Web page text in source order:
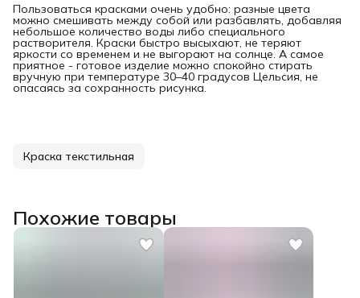
Пользоваться красками очень удобно: разные цвета
можно смешивать между собой или разбавлять, добавляя
небольшое количество воды либо специального
растворителя. Краски быстро высыхают, не теряют
яркости со временем и не выгорают на солнце. А самое
приятное - готовое изделие можно спокойно стирать
вручную при температуре 30–40 градусов Цельсия, не
опасаясь за сохранность рисунка.
Краска текстильная
Похожие товары